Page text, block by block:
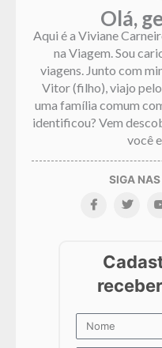
Olá,
Aqui é a Viviane
na Viagem. Sou
viagens. Junto com
Vitor (filho), viajo
uma família comum
identificou? Vem
você